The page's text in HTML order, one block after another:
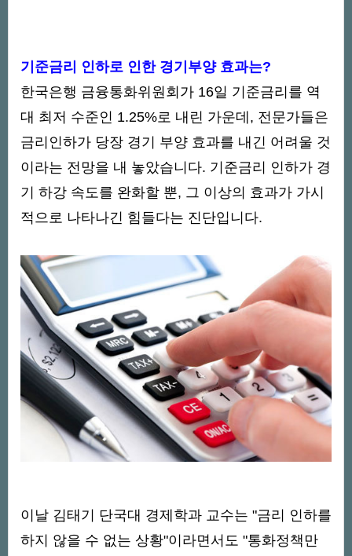
기준금리 인하로 인한 경기부양 효과는?
한국은행 금융통화위원회가 16일 기준금리를 역
대 최저 수준인 1.25%로 내린 가운데, 전문가들은
금리인하가 당장 경기 부양 효과를 내긴 어려울 것
이라는 전망을 내 놓았습니다. 기준금리 인하가 경
기 하강 속도를 완화할 뿐, 그 이상의 효과가 가시
적으로 나타나긴 힘들다는 진단입니다.
이날 김태기 단국대 경제학과 교수는 "금리 인하를
하지 않을 수 없는 상황"이라면서도 "통화정책만